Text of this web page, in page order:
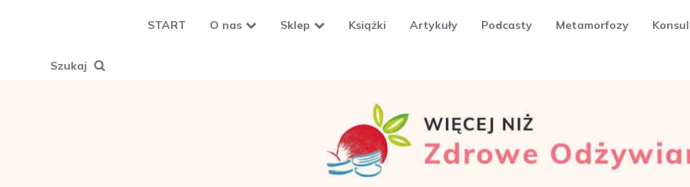
START O nas Sklep Książki Artykuły Podcasty Metamorfozy
Szukaj